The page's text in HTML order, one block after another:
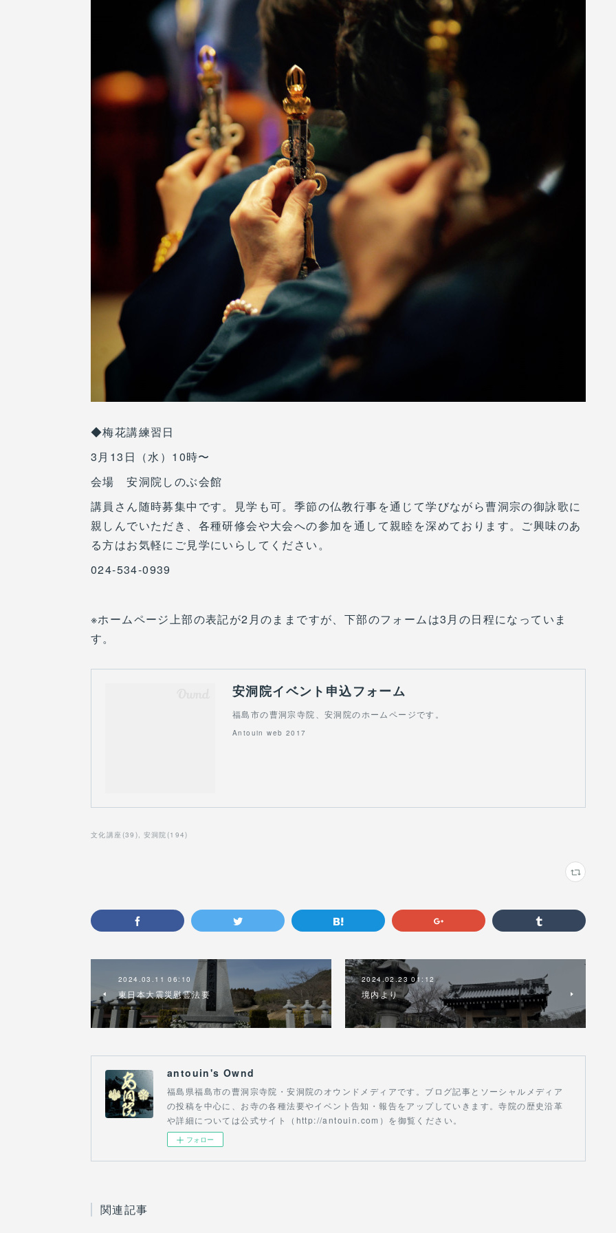
◆梅花講練習日
3月13日（水）10時〜
会場 安洞院しのぶ会館
講員さん随時募集中です。見学も可。季節の仏教行事を通じて学びながら曹洞宗の御詠歌に
親しんでいただき、各種研修会や大会への参加を通して親睦を深めております。ご興味のあ
る方はお気軽にご見学にいらしてください。
024-534-0939
※ホームページ上部の表記が2月のままですが、下部のフォームは3月の日程になっていま
す。
安洞院イベント申込フォーム
福島市の曹洞宗寺院、安洞院のホームページです。
Antouin web 2017
文化講座 (39 ) 安洞院 (194)
2024.03.11 06:10
東日本大震災慰霊法要
2024.02.23 01:12
境内より
antouin's Ownd
福島県福島市の曹洞宗寺院・安洞院のオウンドメディアです。ブログ記事とソーシャルメディア
の投稿を中心に、お寺の各種法要やイベント告知・報告をアップしていきます。寺院の歴史沿革
や詳細については公式サイト（http://antouin.com）を御覧ください。
フォロー
関連記事